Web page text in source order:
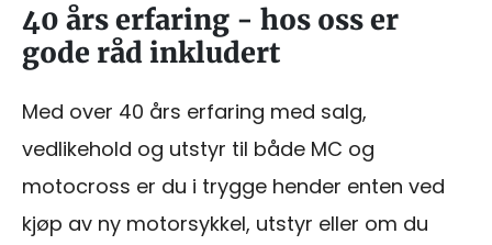
40 års erfaring - hos oss er
gode råd inkludert
Med over 40 års erfaring med salg,
vedlikehold og utstyr til både MC og
motocross er du i trygge hender enten ved
kjøp av ny motorsykkel, utstyr eller om du